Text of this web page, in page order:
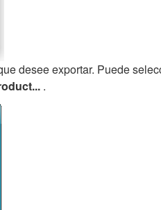
desee exportar. Puede
.